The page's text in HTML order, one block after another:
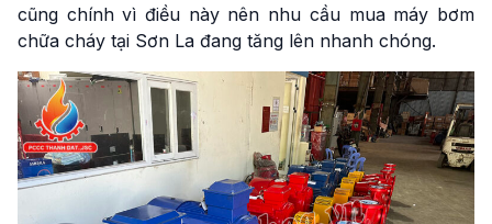
cũng chính vì điều này nên nhu cầu mua máy bơm
chữa cháy tại Sơn La đang tăng lên nhanh chóng.